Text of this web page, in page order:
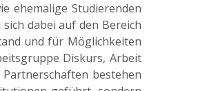
ehemalige Studierenden
dabei auf den Bereich
und für Möglichkeiten
Diskurs, Arbeit
Partnerschaften bestehen